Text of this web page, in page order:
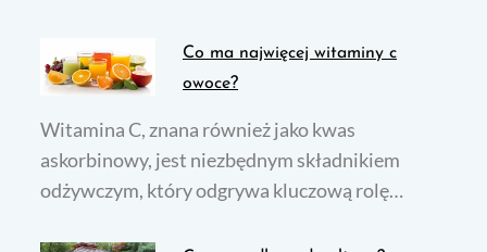
Co ma najwięcej witaminy c
owoce?
Witamina C, znana również jako kwas
askorbinowy, jest niezbędnym składnikiem
odżywczym, który odgrywa kluczową rolę…